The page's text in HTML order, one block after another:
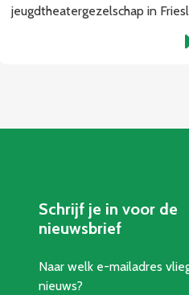
jeugdtheatergezelschap in
Schrijf je in voor de
nieuwsbrief
Naar welk e-mailadres
nieuws?